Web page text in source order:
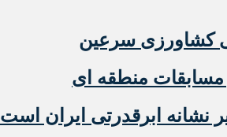
کشاورزی سرعین
مسابقات منطقه ای
نشانه ابرقدرتی ایران است